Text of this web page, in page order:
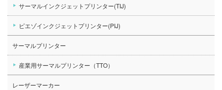
サーマルインクジェットプリンター(TIJ)
ピエゾインクジェットプリンター(PIJ)
サーマルプリンター
産業用サーマルプリンター（TTO）
レーザーマーカー